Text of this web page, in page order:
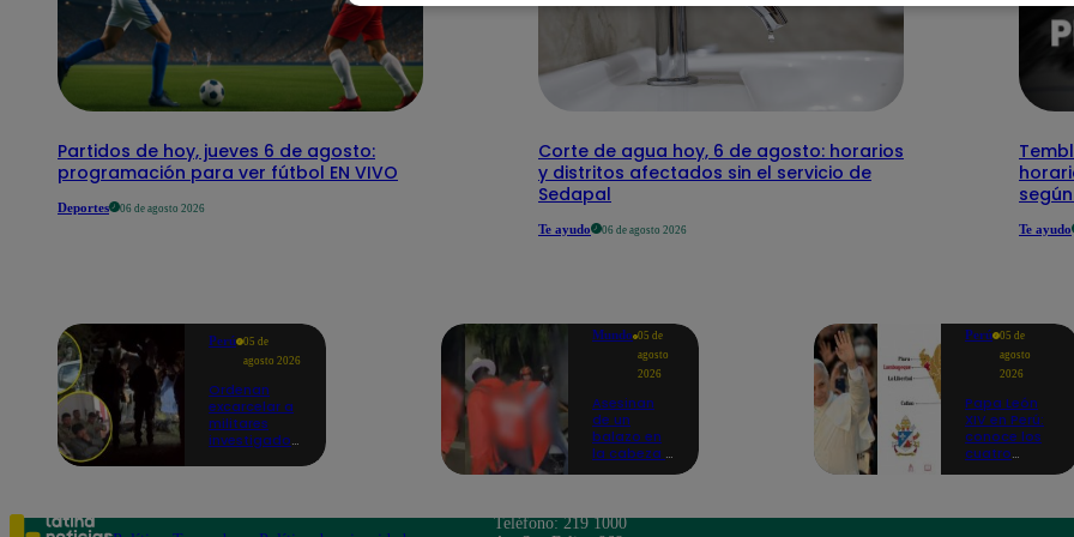
Partidos de hoy, jueves 6 de agosto:
programación para ver fútbol EN VIVO
Deportes 06 de agosto 2026
Corte de agua hoy, 6 de agosto: horarios
y distritos afectados sin el servicio de
Sedapal
Te ayudo 06 de agosto 2026 Te ayudo
Perú
05 de
agosto 2026
Ordenan
excarcelar a
militares
investigados
Colcabamba
Mundo 05 de
agosto
2026
Asesinan
de un
balazo en
la cabeza a
en vivo
Perú 05 de
agosto
2026
Papa León
XIV en Perú:
conoce los
cuatro
en
Teléfono: 219 1000